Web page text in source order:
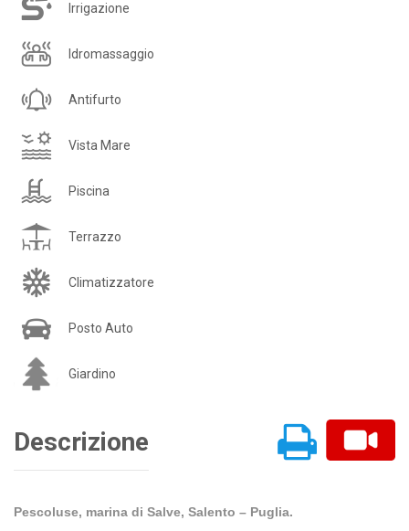
Irrigazione
Idromassaggio
Antifurto
Vista Mare
Piscina
Terrazzo
Climatizzatore
Posto Auto
Giardino
Descrizione
Pescoluse, marina di Salve, Salento – Puglia.